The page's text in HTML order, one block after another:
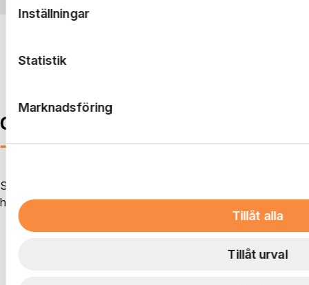
Inställningar
Statistik
Marknadsföring
Tillåt alla
Tillåt urval
Genvägen hem
—i mobilen
Skapa serviceärenden, ta emot information från oss som
hyresvärd och kommunicera med dina grannar.